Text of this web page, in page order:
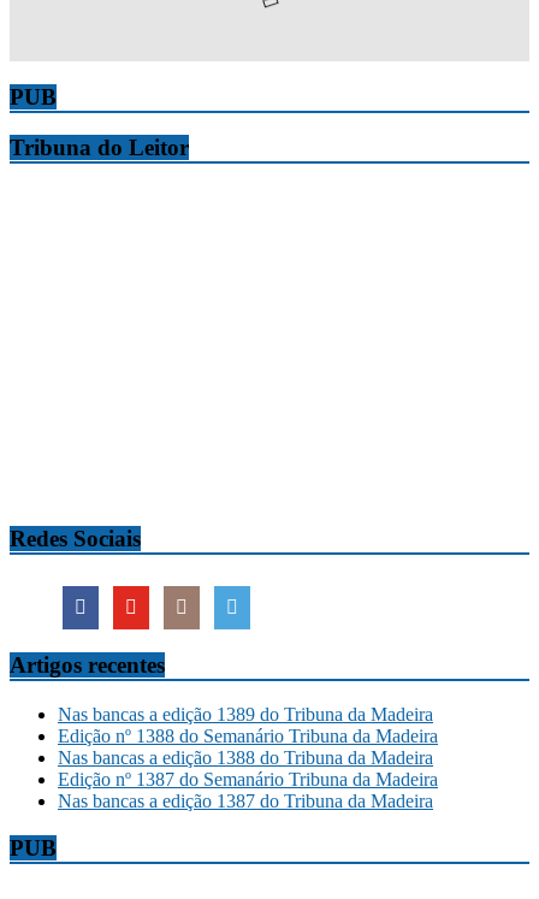
PUB
Tribuna do Leitor
Redes Sociais
Artigos recentes
Nas bancas a edição 1389 do Tribuna da Madeira
Edição nº 1388 do Semanário Tribuna da Madeira
Nas bancas a edição 1388 do Tribuna da Madeira
Edição nº 1387 do Semanário Tribuna da Madeira
Nas bancas a edição 1387 do Tribuna da Madeira
PUB